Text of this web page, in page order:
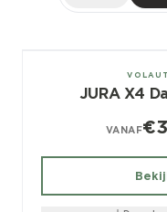
JURA X4
VANAF